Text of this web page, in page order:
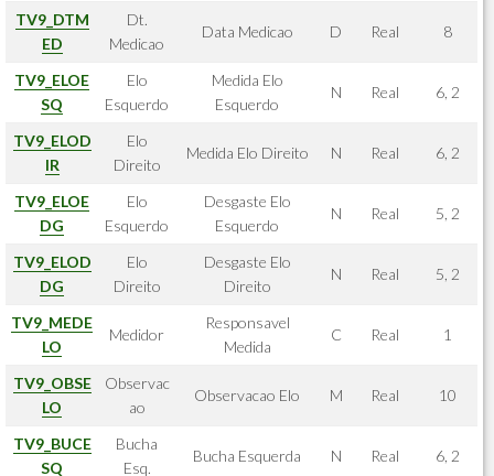
TV9_DTM
ED
Dt.
Medicao
Data Medicao D Real 8
TV9_ELOE
SQ
Elo
Esquerdo
Medida Elo
Esquerdo
N Real 6, 2
TV9_ELOD
IR
Elo
Direito
Medida Elo Direito N Real 6, 2
TV9_ELOE
DG
Elo
Esquerdo
Desgaste Elo
Esquerdo
N Real 5, 2
TV9_ELOD
DG
Elo
Direito
Desgaste Elo
Direito
N Real 5, 2
TV9_MEDE
LO
Medidor
Responsavel
Medida
C Real 1
TV9_OBSE
LO
Observac
ao
Observacao Elo M Real 10
TV9_BUCE
SQ
Bucha
Esq.
Bucha Esquerda N Real 6, 2